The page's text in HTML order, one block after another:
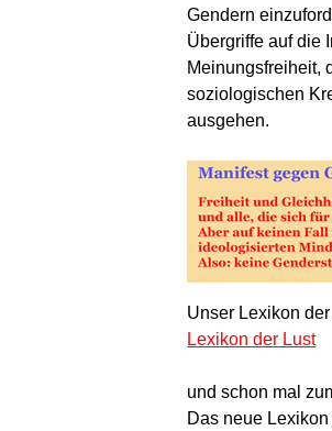
Gendern
Übergriffe auf die
Meinungsfreiheit,
soziologischen
ausgehen.
Unser Lexikon
Lexikon der Lust
und schon mal
Das neue